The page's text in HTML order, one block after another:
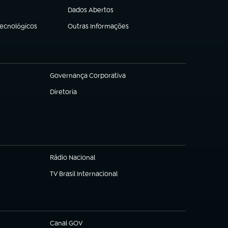
Dados Abertos
(abre em nova aba)
Outras Informações
(abre em nova aba)
Governança Corporativa
(abre em nova aba)
Diretoria
(abre em nova aba)
Rádio Nacional
TV Brasil Internacional
(abre em nova aba)
Canal GOV
(abre em nova aba)